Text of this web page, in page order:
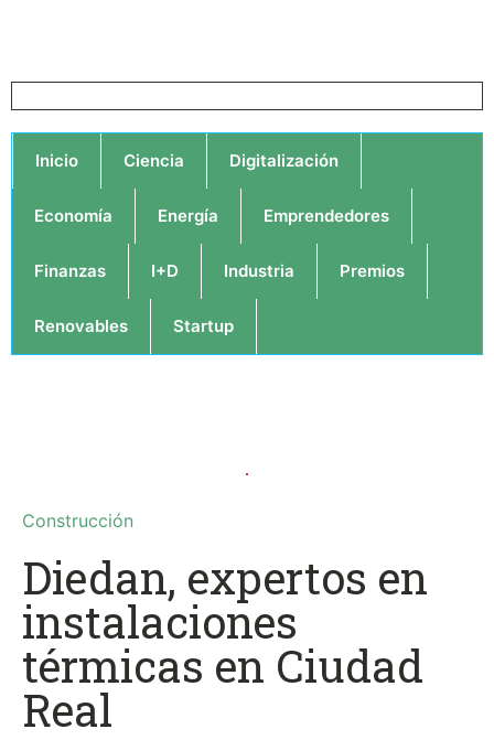
Inicio Ciencia Digitalización
Economía Energía Emprendedores
Finanzas I+D Industria Premios
Renovables Startup
Construcción
Diedan, expertos en
instalaciones
térmicas en Ciudad
Real